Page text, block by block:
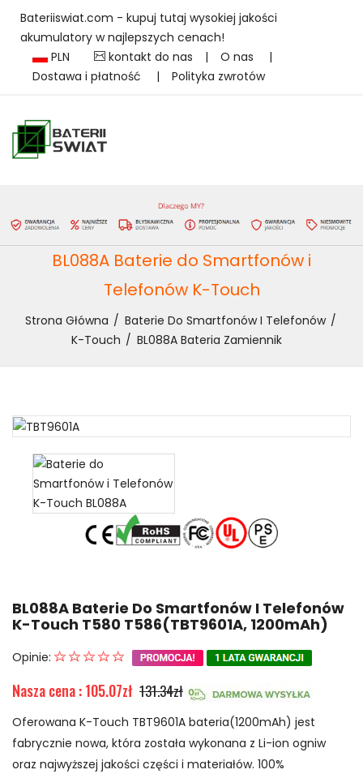
Bateriiswiat.com - kupuj tutaj wysokiej jakości
akumulatory w najlepszych cenach!
PLN
kontakt do nas | O nas
|
Dostawa i płatność
| Polityka zwrotów
BL088A Baterie do Smartfonów i
Telefonów K-Touch
Strona Główna
Baterie Do Smartfonów I Telefonów
K-Touch
BL088A Bateria Zamiennik
BL088A Baterie Do Smartfonów I Telefonów
K-Touch T580 T586(TBT9601A, 1200mAh)
Opinie:
Nasza cena : 105.07zł 131.34zł
Oferowana K-Touch TBT9601A bateria(1200mAh) jest
fabrycznie nowa, która została wykonana z Li-ion ogniw
oraz najwyższej jakości części i materiałów. 100%